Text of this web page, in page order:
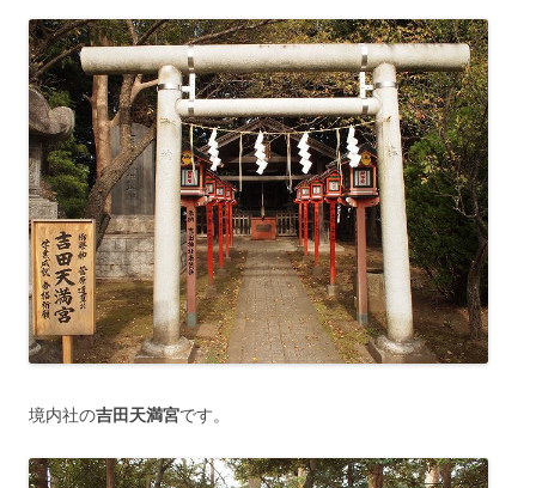
境内社の吉田天満宮です。